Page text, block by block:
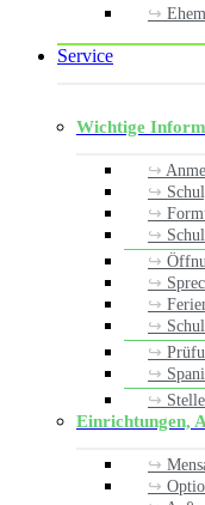
Service
Wichtige
Einrichtungen,